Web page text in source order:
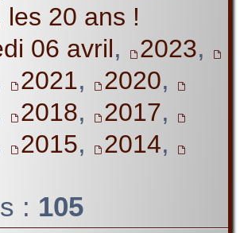
les 20 ans !
06 avril, 2023,
2021, 2020,
2018, 2017,
2015, 2014,
: 105